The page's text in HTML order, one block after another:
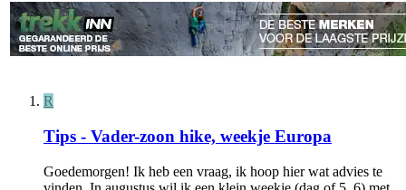
R
Tips - Vader-zoon hike, weekje Europa
Goedemorgen! Ik heb een vraag, ik hoop hier wat advies te